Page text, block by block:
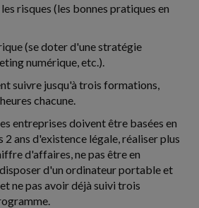
risques (les bonnes pratiques en
(se doter d'une stratégie
numérique, etc.).
suivre jusqu'à trois formations,
chacune.
entreprises doivent être basées en
2 ans d'existence légale, réaliser plus
d'affaires, ne pas être en
d'un ordinateur portable et
ne pas avoir déjà suivi trois